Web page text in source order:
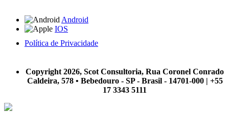
Android
IOS
Política de Privacidade
Copyright 2026, Scot Consultoria, Rua Coronel Conrado
Caldeira, 578 • Bebedouro - SP - Brasil - 14701-000 | +55
17 3343 5111